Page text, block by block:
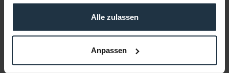
gesammelt haben.
Alle zulassen
Anpassen
ULCS AD-1420-2S Universal 1/4" Stud
Universal 1/4" Stud mit 1/4" Gewinde (male)